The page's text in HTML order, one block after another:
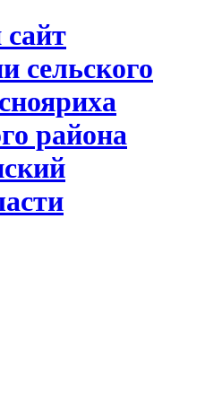
сельского
района